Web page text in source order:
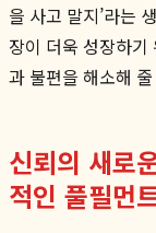
을 사고 말지’라는
장이 더욱 성장하
과 불편을 해소해
신뢰의 새로
적인 풀필먼